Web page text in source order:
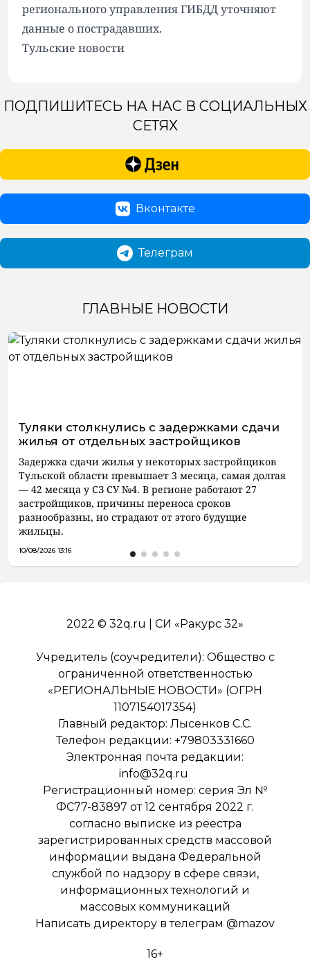
регионального управления ГИБДД уточняют
данные о пострадавших.
Тульские новости
ПОДПИШИТЕСЬ НА НАС В СОЦИАЛЬНЫХ
СЕТЯХ
Вконтакте
Телеграм
ГЛАВНЫЕ НОВОСТИ
Туляки столкнулись с задержками сдачи
жилья от отдельных застройщиков
Задержка сдачи жилья у некоторых застройщиков
Тульской области превышает 3 месяца, самая долгая
— 42 месяца у СЗ СУ №4. В регионе работают 27
застройщиков, причины переноса сроков
разнообразны, но страдают от этого будущие
жильцы.
10/08/2026 13:16
2022 © 32q.ru | СИ «Ракурс 32»
Учредитель (соучредители): Общество с
ограниченной ответственностью
«РЕГИОНАЛЬНЫЕ НОВОСТИ» (ОГРН
1107154017354)
Главный редактор: Лысенков С.С.
Телефон редакции: +79803331660
Электронная почта редакции:
info@32q.ru
Регистрационный номер: серия Эл №
ФС77-83897 от 12 сентября 2022 г.
согласно выписке из реестра
зарегистрированных средств массовой
информации выдана Федеральной
службой по надзору в сфере связи,
информационных технологий и
массовых коммуникаций
Написать директору в телеграм @mazov
16+